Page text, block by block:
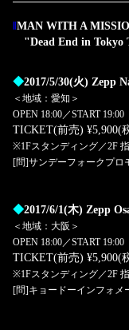
MAN WITH A
"Dead End in Tokyo
◆2017/5/30(火) Zepp
＜地域：愛知＞
OPEN 18:00／START 19:00
TICKET(前売) ¥5,900(
※1Fスタンディング／2F
[問]サンデーフォークプロ
◆2017/6/1(木) Zepp
＜地域：大阪＞
OPEN 18:00／START 19:00
TICKET(前売) ¥5,900(
※1Fスタンディング／2F
[問]キョードーインフォメ